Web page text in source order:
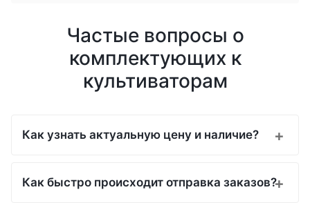
Частые вопросы о
комплектующих к
культиваторам
Как узнать актуальную цену и наличие?
Как быстро происходит отправка заказов?